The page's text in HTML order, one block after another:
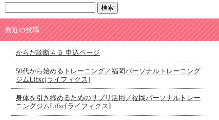
最近の投稿
からだ診断４５ 申込ページ
50代から始めるトレーニング／福岡パーソナルトレーニング
ジムLifxc[ライフィクス]
身体を引き締めるためのサプリ活用／福岡パーソナルトレー
ニングジムLifxc[ライフィクス]